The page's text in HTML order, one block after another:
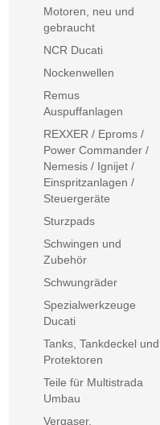
Motoren, neu und
gebraucht
NCR Ducati
Nockenwellen
Remus
Auspuffanlagen
REXXER / Eproms /
Power Commander /
Nemesis / Ignijet /
Einspritzanlagen /
Steuergeräte
Sturzpads
Schwingen und
Zubehör
Schwungräder
Spezialwerkzeuge
Ducati
Tanks, Tankdeckel und
Protektoren
Teile für Multistrada
Umbau
Vergaser,